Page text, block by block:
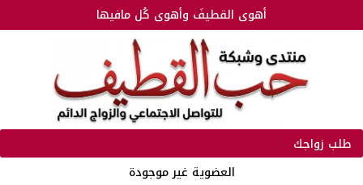
أهوى القطيفَ وأهوى كُل مافيها
طلب زواجك
العضوية غير موجودة